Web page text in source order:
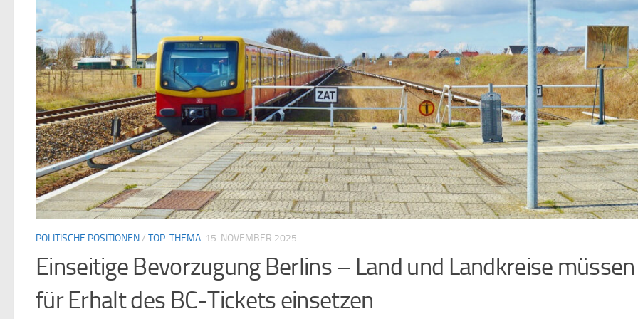
ORANIENBURG/POLITISCHE POSITIONEN/ TOP-THEMA 16. NOVEMBER 2024
Windkraft in Oranienburg – Nicht über die Köpfe der
hinweg!